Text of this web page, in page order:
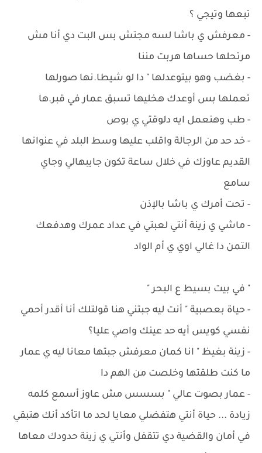
تبعها وتيجي ؟
- ‏معرفش ي باشا لسه مجتش بس البت دي أنا مش
مرتحلها حساها هربت مننا
- ‏بغضب وهو بيتوعدلها " دا لو شيطا.نها صورلها
تعملها بس أوعدك هخليها تسبق عمار في قبر.ها
- ‏طب وهنعمل ايه دلوقتي ي بوص
- ‏خد حد من الرجالة واقلب عليها وسط البلد في عنوانها
القديم عاوزك في خلال ساعة تكون جايبهالي وجاي
سامع
- ‏تحت أمرك ي باشا بالإذن
- ‏ماشي ي زينة أنتي لعبتي في عداد عمرك وهدفعك
التمن دا غالي اوي ي أم الواد
" في بيت بسيط ع البحر "
- حياة بعصبية " أنت ليه جبتني هنا قولتلك أنا أقدر أحمي
نفسي كويس أيه حد عينك واصي عليا؟
- زينة بغيظ " ‏انا كمان معرفش جبتها معانا ليه ي عمار
ما كنت طلقتها وخلصت من الهم دا
- ‏عمار بصوت عالي " بسسس مش عاوز أسمع كلمه
زيادة ... حياة أنتي هتفضلي معايا لحد ما اتأكد أنك هتبقي
في أمان والقضية دي تتقفل وأنتي ي زينة حدودك معاها